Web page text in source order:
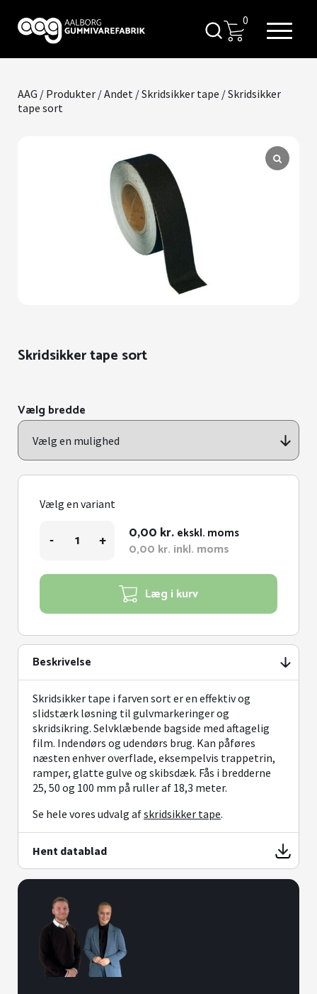
0
AAG / Produkter /Andet /Skridsikker tape / Skridsikker
tape sort
Skridsikker tape sort
Vælg bredde
Vælg en variant
-
tape
+ 0,00 kr. ekskl. moms
0,00 kr. inkl. moms
Læg i kurv
Beskrivelse
Skridsikker tape i farven sort er en effektiv og
slidstærk løsning til gulvmarkeringer og
skridsikring. Selvklæbende bagside med aftagelig
film. Indendørs og udendørs brug. Kan påføres
næsten enhver overflade, eksempelvis trappetrin,
ramper, glatte gulve og skibsdæk. Fås i bredderne
25, 50 og 100 mm på ruller af 18,3 meter.
Se hele vores udvalg afskridsikker tape.
Hent datablad